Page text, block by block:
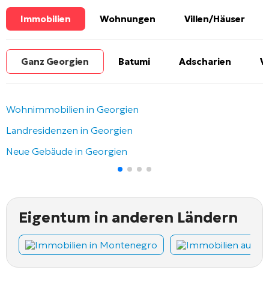
Immobilien Wohnungen Villen/Häuser
Ganz Georgien Batumi Adscharien
Wohnimmobilien in Georgien
Landresidenzen in Georgien
Neue Gebäude in Georgien
Eigentum in anderen Ländern
Immobilien in Montenegro Immobilien auf